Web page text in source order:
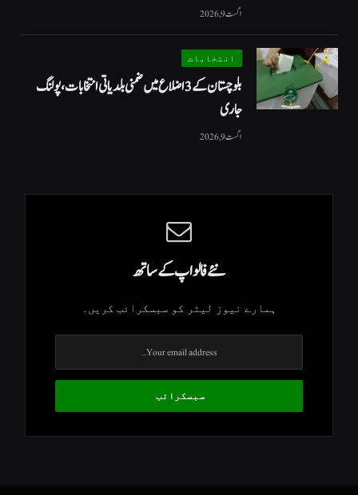
اگست 9, 2026
انتخابات
بلوچستان کے 3 اضلاع میں ضمنی بلدیاتی انتخابات، پولنگ
جاری
اگست 9, 2026
نئے فالو اپ کے ساتھ
ہمارے نیوز لیٹر کو سبسکرائب کریں۔